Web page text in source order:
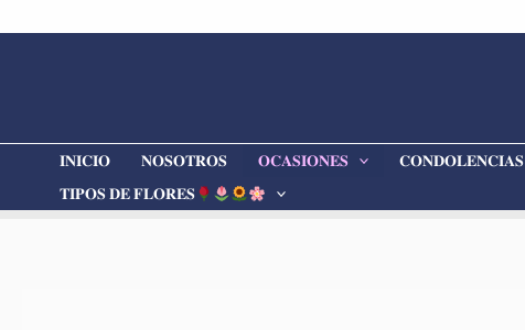
𝐈𝐍𝐈𝐂𝐈𝐎 𝐍𝐎𝐒𝐎𝐓𝐑𝐎𝐒 𝐎𝐂𝐀𝐒𝐈𝐎𝐍𝐄𝐒 𝐂𝐎𝐍𝐃𝐎𝐋𝐄𝐍𝐂𝐈𝐀𝐒
𝐓𝐈𝐏𝐎𝐒 𝐃𝐄 𝐅𝐋𝐎𝐑𝐄𝐒